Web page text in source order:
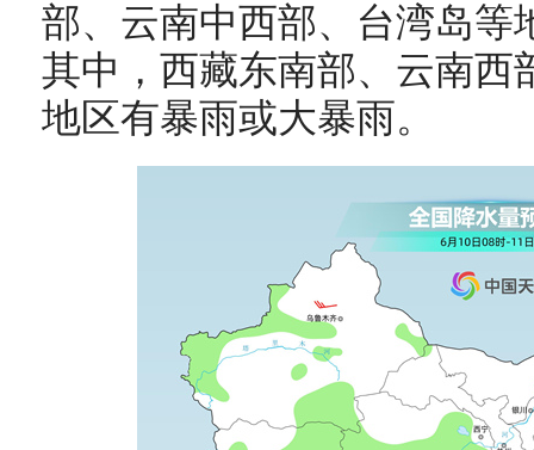
部、云南中西部、台湾岛等
其中，西藏东南部、云南西
地区有暴雨或大暴雨。